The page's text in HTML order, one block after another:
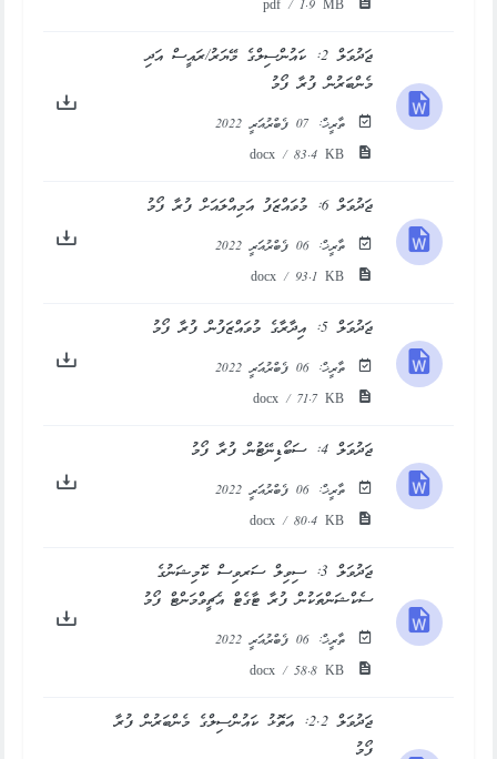
pdf / 1.9 MB
ޖަދުވަލް 2: ކައުންސިލްގެ މޭޔަރު/ރައީސް އަދި
މެންބަރުން ފުރާ ފޯމު
ތާރީޚް: 07 ފެބްރުއަރީ 2022
docx / 83.4 KB
ޖަދުވަލް 6: މުވައްޒަފު އަމިއްލައަށް ފުރާ ފޯމު
ތާރީޚް: 06 ފެބްރުއަރީ 2022
docx / 93.1 KB
ޖަދުވަލް 5: އިދާރާގެ މުވައްޒަފުން ފުރާ ފޯމު
ތާރީޚް: 06 ފެބްރުއަރީ 2022
docx / 71.7 KB
ޖަދުވަލް 4: ސަބޯޑިނޭޓުން ފުރާ ފޯމު
ތާރީޚް: 06 ފެބްރުއަރީ 2022
docx / 80.4 KB
ޖަދުވަލް 3: ސިވިލް ސަރވިސް ކޮމިޝަނުގެ
ސެކްޝަންތަކުން ފުރާ ޓާގެޓް އެޗީވްމަންޓް ފޯމު
ތާރީޚް: 06 ފެބްރުއަރީ 2022
docx / 58.8 KB
ޖަދުވަލް 2.2: އަތޮޅު ކައުންސިލްގެ މެންބަރުން ފުރާ
ފޯމު